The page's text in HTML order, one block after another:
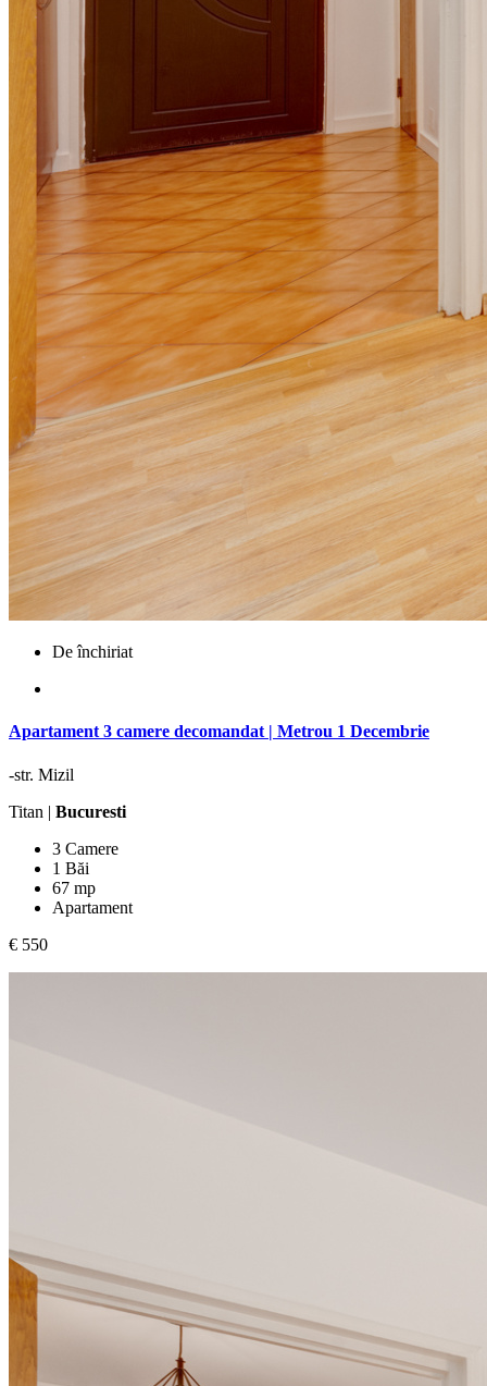
De închiriat
Apartament 3 camere decomandat | Metrou 1 Decembrie
-str. Mizil
Titan | Bucuresti
3 Camere
1 Băi
67 mp
Apartament
€ 550